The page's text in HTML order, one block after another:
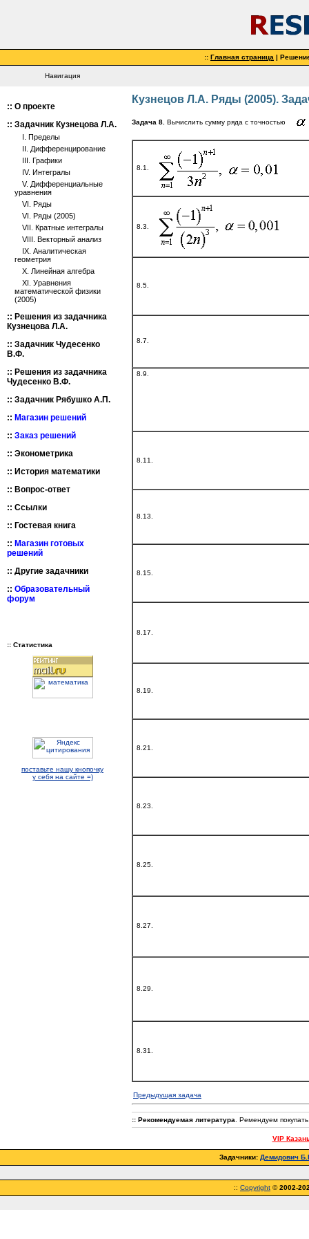
:: Главная страница |
Навигация
Кузнецов Л.А. Ряды (2005).
Задача 8. Вычислить сумму ряда с точностью
8.1.
8.3.
8.5.
8.7.
8.9.
8.11.
8.13.
8.15.
8.17.
8.19.
8.21.
8.23.
8.25.
8.27.
8.29.
8.31.
Предыдущая задача
:: Рекомендуемая литература . Ремендуем
VIP
:: О проекте
:: Задачник Кузнецова Л.А.
I. Пределы
II. Дифференцирование
III. Графики
IV. Интегралы
V. Дифференциальные
уравнения
VI. Ряды
VI. Ряды (2005)
VII. Кратные интегралы
VIII. Векторный анализ
IX. Аналитическая
геометрия
X. Линейная алгебра
XI. Уравнения
математической физики
(2005)
:: Решения из задачника
Кузнецова Л.А.
:: Задачник Чудесенко
В.Ф.
:: Решения из задачника
Чудесенко В.Ф.
:: Задачник Рябушко А.П.
:: Магазин решений
:: Заказ решений
:: Эконометрика
:: История математики
:: Вопрос-ответ
:: Ссылки
:: Гостевая книга
:: Магазин готовых
решений
:: Другие задачники
:: Образовательный
форум
:: Статистика
поставьте нашу кнопочку
у себя на сайте =)
Задачники: Демидович
:: Copyright ©2002-